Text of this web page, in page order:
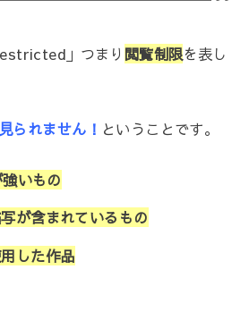
」つまり 閲覧制限を表し
られません！ ということです。
いもの
が含まれているもの
した作品